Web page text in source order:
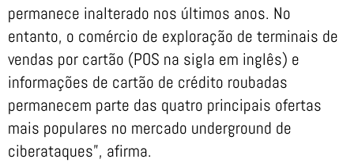
permanece inalterado nos últimos anos. No
entanto, o comércio de exploração de terminais de
vendas por cartão (POS na sigla em inglês) e
informações de cartão de crédito roubadas
permanecem parte das quatro principais ofertas
mais populares no mercado underground de
ciberataques”, afirma.